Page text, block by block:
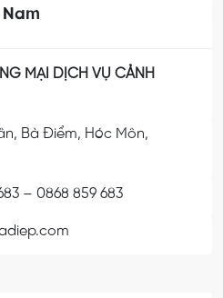
MẠI DỊCH VỤ CẢNH
Bà Điểm, Hóc Môn,
– 0868 859 683